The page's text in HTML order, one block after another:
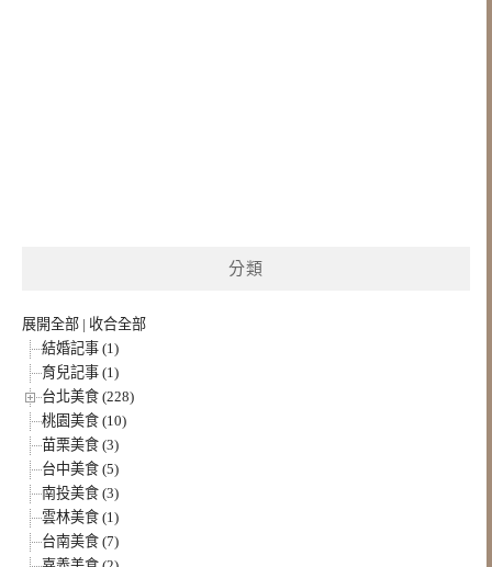
分類
展開全部 | 收合全部
結婚記事 (1)
育兒記事 (1)
台北美食 (228)
桃園美食 (10)
苗栗美食 (3)
台中美食 (5)
南投美食 (3)
雲林美食 (1)
台南美食 (7)